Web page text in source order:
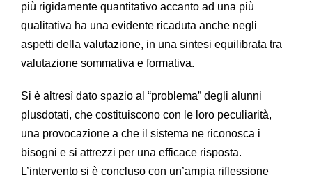
più rigidamente quantitativo accanto ad una più
qualitativa ha una evidente ricaduta anche negli
aspetti della valutazione, in una sintesi equilibrata tra
valutazione sommativa e formativa.
Si è altresì dato spazio al “problema” degli alunni
plusdotati, che costituiscono con le loro peculiarità,
una provocazione a che il sistema ne riconosca i
bisogni e si attrezzi per una efficace risposta.
L’intervento si è concluso con un’ampia riflessione